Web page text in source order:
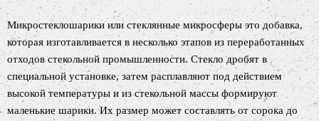
Микростеклошарики или стеклянные микросферы это добавка,
которая изготавливается в несколько этапов из переработанных
отходов стекольной промышленности. Стекло дробят в
специальной установке, затем расплавляют под действием
высокой температуры и из стекольной массы формируют
маленькие шарики. Их размер может составлять от сорока до